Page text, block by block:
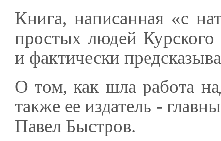
Книга, написанная «с
простых людей
и фактически
О том, как шла работа
также ее издатель -
Павел Быстров.